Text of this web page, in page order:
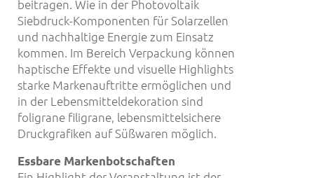
beitragen. Wie in der Photovoltaik
Siebdruck-Komponenten für Solarzellen
und nachhaltige Energie zum Einsatz
kommen. Im Bereich Verpackung können
haptische Effekte und visuelle Highlights
starke Markenauftritte ermöglichen und
in der Lebensmitteldekoration sind
foligrane filigrane, lebensmittelsichere
Druckgrafiken auf Süßwaren möglich.
Essbare Markenbotschaften